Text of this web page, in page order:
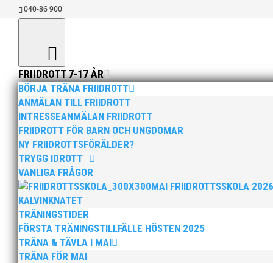
040-86 900
FRIIDROTT 7-17 ÅR
BÖRJA TRÄNA FRIIDROTT
ANMÄLAN TILL FRIIDROTT
INTRESSEANMÄLAN FRIIDROTT
FRIIDROTT FÖR BARN OCH UNGDOMAR
NY FRIIDROTTSFÖRÄLDER?
TRYGG IDROTT
VANLIGA FRÅGOR
MAI FRIIDROTTSSKOLA 2026
KALVINKNATET
TRÄNINGSTIDER
FÖRSTA TRÄNINGSTILLFÄLLE HÖSTEN 2025
TRÄNA & TÄVLA I MAI
TRÄNA FÖR MAI
NY
Svenska Friidrottsförbundets digitala
vårdnadshavare och ny in i
friidrottsförälder. Som stöttande
I utbildningen ingår: Att träna friidrott,
en del om att vara medlem. Inbakat i
återhämtning